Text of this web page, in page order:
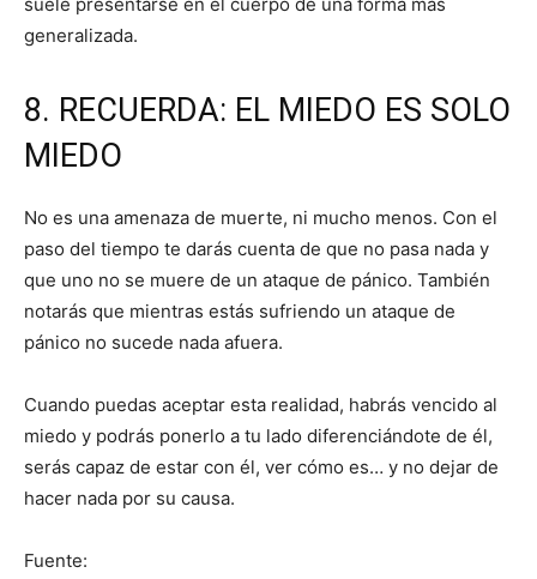
generalizada.
8. RECUERDA: EL MIEDO ES SOLO
MIEDO
No es una amenaza de muerte, ni mucho menos. Con el
paso del tiempo te darás cuenta de que no pasa nada y
que uno no se muere de un ataque de pánico. También
notarás que mientras estás sufriendo un ataque de
pánico no sucede nada afuera.
Cuando puedas aceptar esta realidad, habrás vencido al
miedo y podrás ponerlo a tu lado diferenciándote de él,
serás capaz de estar con él, ver cómo es… y no dejar de
hacer nada por su causa.
Fuente: